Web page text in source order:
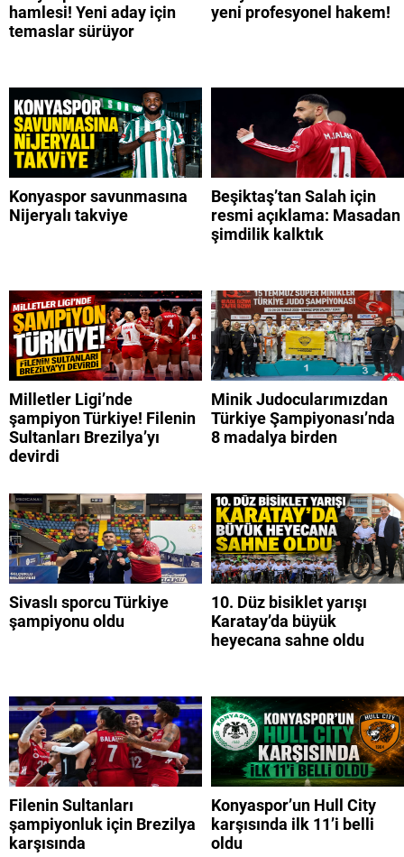
hamlesi! Yeni aday için
temaslar sürüyor
yeni profesyonel hakem!
Konyaspor savunmasına
Nijeryalı takviye
Beşiktaş’tan Salah için
resmi açıklama: Masadan
şimdilik kalktık
Milletler Ligi’nde
şampiyon Türkiye! Filenin
Sultanları Brezilya’yı
devirdi
Minik Judocularımızdan
Türkiye Şampiyonası’nda
8 madalya birden
Sivaslı sporcu Türkiye
şampiyonu oldu
10. Düz bisiklet yarışı
Karatay’da büyük
heyecana sahne oldu
Filenin Sultanları
şampiyonluk için Brezilya
karşısında
Konyaspor’un Hull City
karşısında ilk 11’i belli
oldu